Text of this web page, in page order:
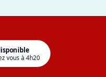
vous à 4h20